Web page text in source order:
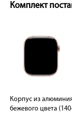
Комплект
Корпус из
бежевого цвета